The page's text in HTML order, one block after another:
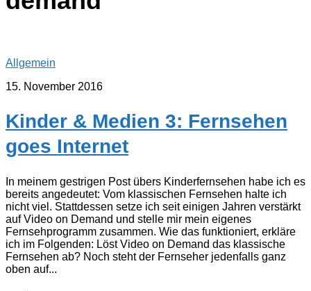
Allgemein
15. November 2016
Kinder & Medien 3: Fernsehen
goes Internet
In meinem gestrigen Post übers Kinderfernsehen habe ich es
bereits angedeutet: Vom klassischen Fernsehen halte ich
nicht viel. Stattdessen setze ich seit einigen Jahren verstärkt
auf Video on Demand und stelle mir mein eigenes
Fernsehprogramm zusammen. Wie das funktioniert, erkläre
ich im Folgenden: Löst Video on Demand das klassische
Fernsehen ab? Noch steht der Fernseher jedenfalls ganz
oben auf...